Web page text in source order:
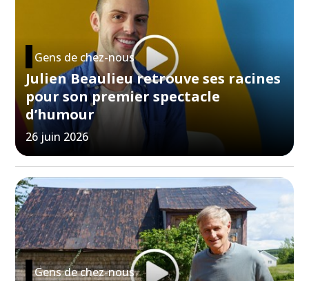
Gens de chez-nous
Julien Beaulieu retrouve ses racines
pour son premier spectacle
d’humour
26 juin 2026
Gens de chez-nous